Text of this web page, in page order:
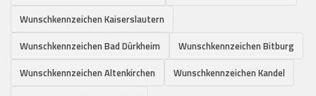
Wunschkennzeichen Kaiserslautern
Wunschkennzeichen Bad Dürkheim
Wunschkennzeichen Bitburg
Wunschkennzeichen Altenkirchen
Wunschkennzeichen Kandel